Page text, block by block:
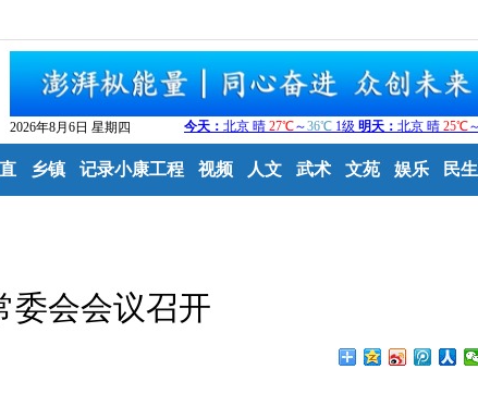
2026年8月6日 星期四
乡镇 记录小康工程 视频 人文 武术 文苑 娱乐 民生
委会会议召开